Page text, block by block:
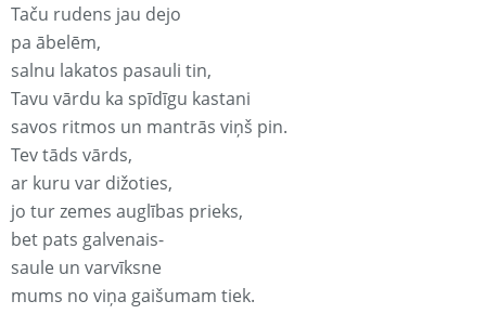
Taču rudens jau dejo
pa ābelēm,
salnu lakatos pasauli tin,
Tavu vārdu ka spīdīgu kastani
savos ritmos un mantrās viņš pin.
Tev tāds vārds,
ar kuru var dižoties,
jo tur zemes auglības prieks,
bet pats galvenais-
saule un varvīksne
mums no viņa gaišumam tiek.